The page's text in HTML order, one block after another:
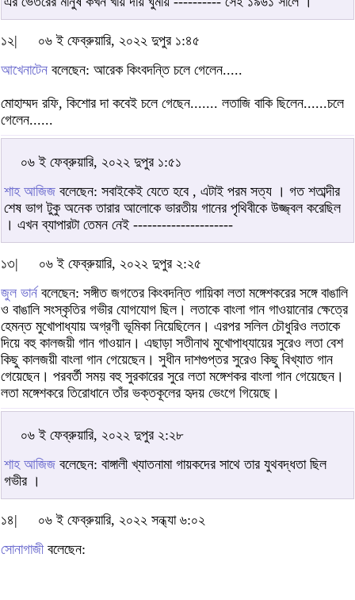
১২|
০৬ ই ফেব্রুয়ারি, ২০২২ দুপুর ১:৪৫
আখেনাটেন বলেছেন: আরেক কিংবদন্তি চলে গেলেন.....
মোহাম্মদ রফি, কিশোর দা কবেই চলে গেছেন....... লতাজি বাকি ছিলেন......চলে
গেলেন......
০৬ ই ফেব্রুয়ারি, ২০২২ দুপুর ১:৫১
শাহ আজিজ বলেছেন: সবাইকেই যেতে হবে , এটাই পরম সত্য । গত শতাব্দীর
শেষ ভাগ টুকু অনেক তারার আলোকে ভারতীয় গানের পৃথিবীকে উজ্জ্বল করেছিল
। এখন ব্যাপারটা তেমন নেই ---------------------
১৩|
০৬ ই ফেব্রুয়ারি, ২০২২ দুপুর ২:২৫
জুল ভার্নবলেছেন: সঙ্গীত জগতের কিংবদন্তি গায়িকা লতা মঙ্গেশকরের সঙ্গে বাঙালি
ও বাঙালি সংস্কৃতির গভীর যোগযোগ ছিল। লতাকে বাংলা গান গাওয়ানোর ক্ষেত্রে
হেমন্ত মুখোপাধ্যায় অগ্রণী ভূমিকা নিয়েছিলেন। এরপর সলিল চৌধুরিও লতাকে
দিয়ে বহু কালজয়ী গান গাওয়ান। এছাড়া সতীনাথ মুখোপাধ্যায়ের সুরেও লতা বেশ
কিছু কালজয়ী বাংলা গান গেয়েছেন। সুধীন দাশগুপ্তর সুরেও কিছু বিখ্যাত গান
গেয়েছেন। পরবর্তী সময় বহু সুরকারের সুরে লতা মঙ্গেশকর বাংলা গান গেয়েছেন।
লতা মঙ্গেশকরে তিরোধানে তাঁর ভক্তকূলের হৃদয় ভেংগে গিয়েছে।
০৬ ই ফেব্রুয়ারি, ২০২২ দুপুর ২:২৮
শাহ আজিজ বলেছেন: বাঙ্গালী খ্যাতনামা গায়কদের সাথে তার যুথবদ্ধতা ছিল
গভীর ।
১৪|
০৬ ই ফেব্রুয়ারি, ২০২২ সন্ধ্যা ৬:০২
সোনাগাজীবলেছেন: